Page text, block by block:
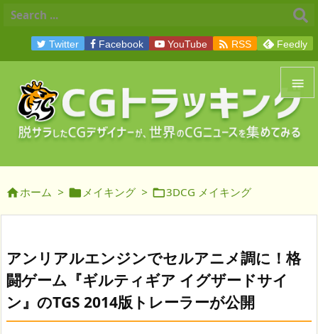


メニュ
前へ
次へ
Twitter Facebook YouTube  RSS Feedly
ホーム >  メイキング > 3DCG メイキング
アンリアルエンジンでセルアニメ調に！格
闘ゲーム『ギルティギア イグザードサイ
ン』のTGS 2014版トレーラーが公開